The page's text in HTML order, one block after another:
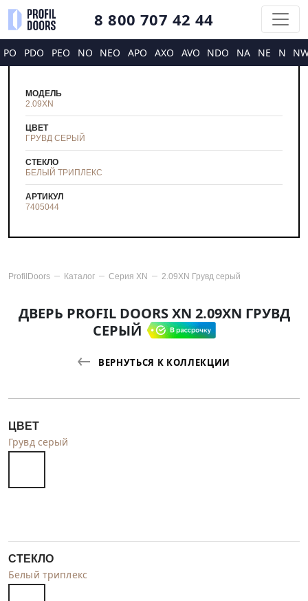
8 800 707 42 44
PO PDO PEO NO NEO APO AXO AVO NDO NA NE N
МОДЕЛЬ
2.09XN
ЦВЕТ
ГРУВД СЕРЫЙ
СТЕКЛО
БЕЛЫЙ ТРИПЛЕКС
АРТИКУЛ
7405044
ProfilDoors Каталог Серия XN 2.09XN Грувд серый
ДВЕРЬ PROFIL DOORS XN 2.09XN ГРУВД
СЕРЫЙ
ВЕРНУТЬСЯ К КОЛЛЕКЦИИ
ЦВЕТ
Грувд серый
СТЕКЛО
Белый триплекс